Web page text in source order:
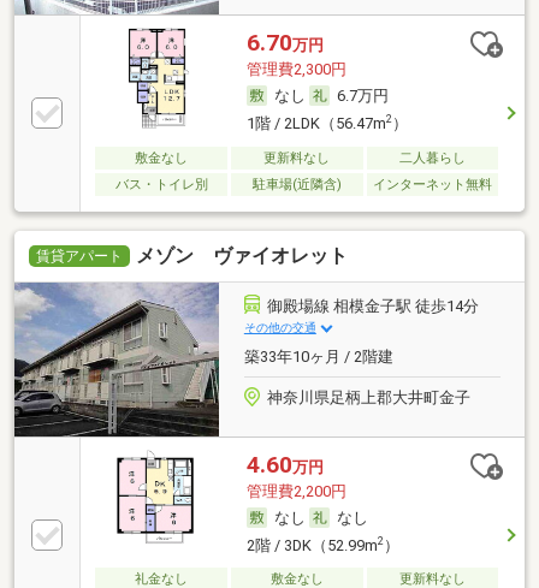
6.70万円
管理費2,300円
なし
6.7万円
1階 / 2LDK（56.47m2）
敷金なし 更新料なし
二人暮らし
バス・トイレ別
駐車場(近隣含) インターネット無料
賃貸アパート メゾン ヴァイオレット
御殿場線 相模金子駅 徒歩14分
その他の交通
築33年10ヶ月 / 2階建
神奈川県足柄上郡大井町金子
4.60万円
管理費2,200円
なし
なし
2階 / 3DK（52.99m2）
礼金なし 敷金なし
更新料なし